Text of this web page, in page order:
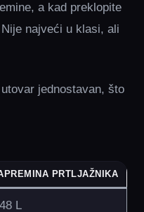
a kad preklopite
najveći u klasi, ali
jednostavan, što
PRTLJAŽNIKA
L